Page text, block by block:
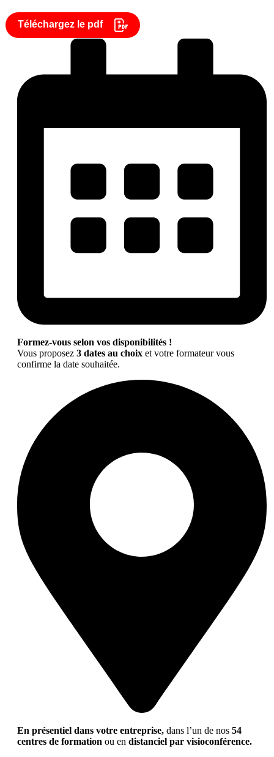
Téléchargez le pdf
Formez-vous selon vos disponibilités !
Vous proposez 3 dates au choix et votre formateur vous
confirme la date souhaitée.
En présentiel dans votre entreprise, dans l’un de nos 54
centres de formation ou en distanciel par visioconférence.